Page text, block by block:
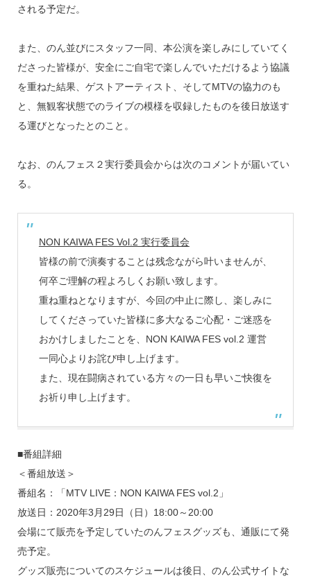
される予定だ。
また、のん並びにスタッフ一同、本公演を楽しみにしていてく
ださった皆様が、安全にご自宅で楽しんでいただけるよう協議
を重ねた結果、ゲストアーティスト、そしてMTVの協力のも
と、無観客状態でのライブの模様を収録したものを後日放送す
る運びとなったとのこと。
なお、のんフェス２実行委員会からは次のコメントが届いてい
る。
NON KAIWA FES Vol.2 実行委員会
皆様の前で演奏することは残念ながら叶いませんが、
何卒ご理解の程よろしくお願い致します。
重ね重ねとなりますが、今回の中止に際し、楽しみに
してくださっていた皆様に多大なるご心配・ご迷惑を
おかけしましたことを、NON KAIWA FES vol.2 運営
一同心よりお詫び申し上げます。
また、現在闘病されている方々の一日も早いご快復を
お祈り申し上げます。
■番組詳細
＜番組放送＞
番組名：「MTV LIVE：NON KAIWA FES vol.2」
放送日：2020年3月29日（日）18:00～20:00
会場にて販売を予定していたのんフェスグッズも、通販にて発
売予定。
グッズ販売についてのスケジュールは後日、のん公式サイトな